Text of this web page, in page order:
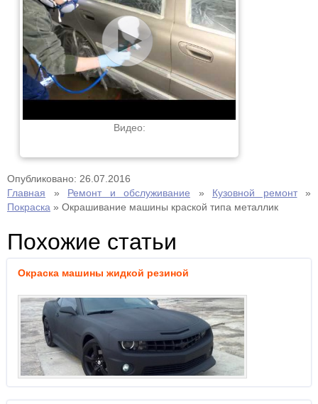
Видео:
Опубликовано: 26.07.2016
Главная » Ремонт и обслуживание » Кузовной ремонт»
Покраска » Окрашивание машины краской типа металлик
Похожие статьи
Окраска машины жидкой резиной